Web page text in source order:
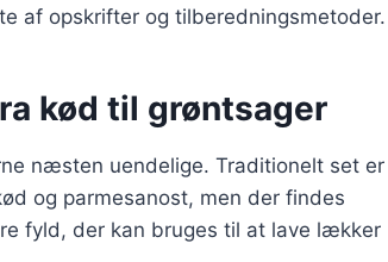
af opskrifter og tilberedningsmetoder.
kød til grøntsager
næsten uendelige. Traditionelt set er
og parmesanost, men der findes
fyld, der kan bruges til at lave lækker